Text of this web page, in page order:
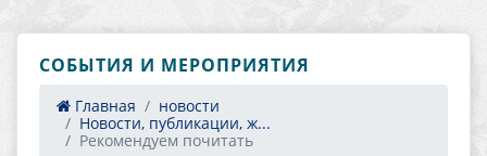
СОБЫТИЯ И МЕРОПРИЯТИЯ
Главная
новости
Новости, публикации, ж...
Рекомендуем почитать